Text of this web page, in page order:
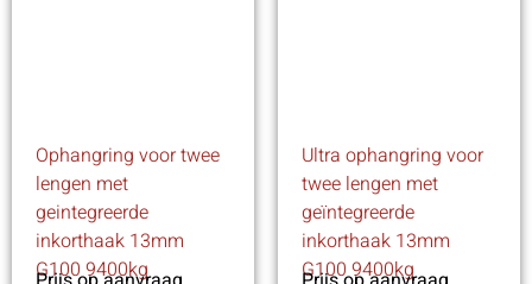
Ophangring voor twee
lengen met
geintegreerde
inkorthaak 13mm
G100 9400kg
Ultra ophangring voor
twee lengen met
geïntegreerde
inkorthaak 13mm
G100 9400kg